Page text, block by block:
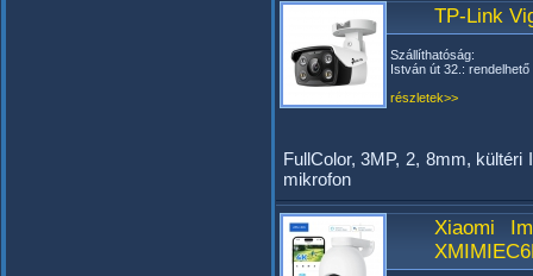
TP-Link
Szállíthatóság:
István út 32.: rendelhető
részletek>>
FullColor, 3MP, 2, 8mm,
mikrofon
Xiaomi